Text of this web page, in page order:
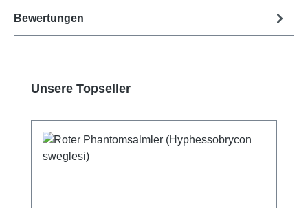
Bewertungen
Produktgalerie überspringen
Unsere Topseller